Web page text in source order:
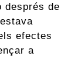
després de
efectes
a